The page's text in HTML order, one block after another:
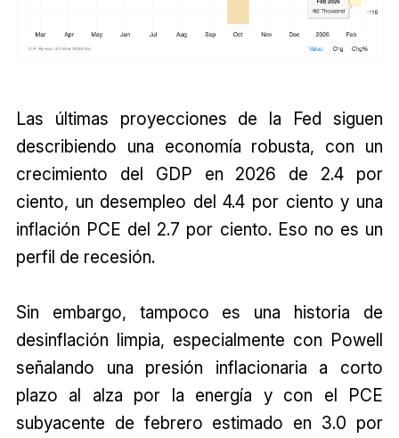
Las últimas proyecciones de la Fed siguen
describiendo una economía robusta, con un
crecimiento del GDP en 2026 de 2.4 por
ciento, un desempleo del 4.4 por ciento y una
inflación PCE del 2.7 por ciento. Eso no es un
perfil de recesión.
Sin embargo, tampoco es una historia de
desinflación limpia, especialmente con Powell
señalando una presión inflacionaria a corto
plazo al alza por la energía y con el PCE
subyacente de febrero estimado en 3.0 por